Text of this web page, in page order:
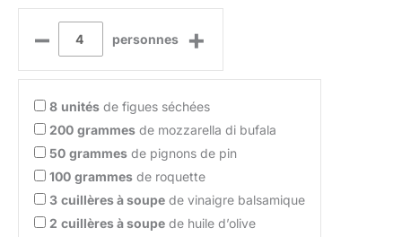
– personnes +
8 unités de figues séchées
200 grammes de mozzarella di bufala
50 grammes de pignons de pin
100 grammes de roquette
3 cuillères à soupe de vinaigre balsamique
2 cuillères à soupe de huile d’olive